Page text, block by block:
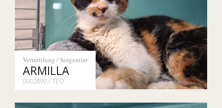
Vermittlung / Sorgentier
ARMILLA
0002890 / TEO